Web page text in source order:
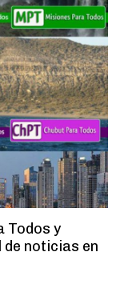
Todos y
noticias en